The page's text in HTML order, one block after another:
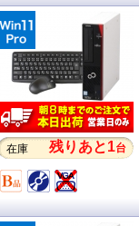
在庫 残りあと1台